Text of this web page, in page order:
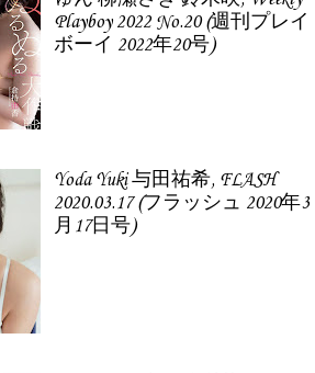
Playboy 2022 No.20 (週刊プレイ
ボーイ 2022年20号)
Yoda Yuki 与田祐希, FLASH
2020.03.17 (フラッシュ 2020年3
月17日号)